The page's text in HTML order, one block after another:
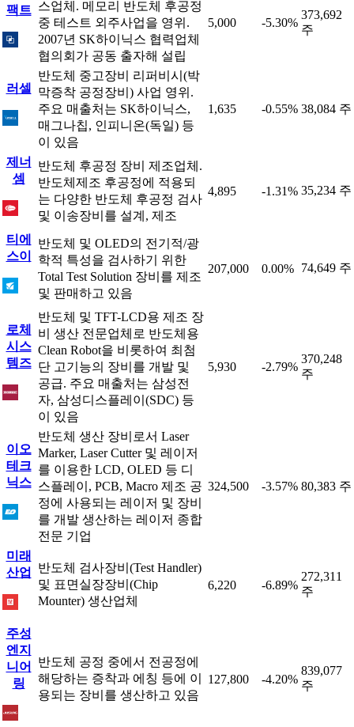
팩트 스업체. 메모리 반도체 후공정
중 테스트 외주사업을 영위.
2007년 SK하이닉스 협력업체
협의회가 공동 출자해 설립
5,000 -5.30%
373,692
주
러셀
반도체 중고장비 리퍼비시(박
막증착 공정장비) 사업 영위.
주요 매출처는 SK하이닉스,
매그나칩, 인피니온(독일) 등
이 있음
1,635 -0.55% 38,084 주
제너
셈
반도체 후공정 장비 제조업체.
반도체제조 후공정에 적용되
는 다양한 반도체 후공정 검사
및 이송장비를 설계, 제조
4,895 -1.31% 35,234 주
티에
스이
반도체 및 OLED의 전기적/광
학적 특성을 검사하기 위한
Total Test Solution 장비를 제조
및 판매하고 있음
207,000 0.00% 74,649 주
로체
시스
템즈
반도체 및 TFT-LCD용 제조 장
비 생산 전문업체로 반도체용
Clean Robot을 비롯하여 최첨
단 고기능의 장비를 개발 및
공급. 주요 매출처는 삼성전
자, 삼성디스플레이(SDC) 등
이 있음
5,930 -2.79%
370,248
주
이오
테크
닉스
반도체 생산 장비로서 Laser
Marker, Laser Cutter 및 레이저
를 이용한 LCD, OLED 등 디
스플레이, PCB, Macro 제조 공
정에 사용되는 레이저 및 장비
를 개발 생산하는 레이저 종합
전문 기업
324,500 -3.57% 80,383 주
미래
산업
반도체 검사장비(Test Handler)
및 표면실장장비(Chip
Mounter) 생산업체
6,220 -6.89%
272,311
주
주성
엔지
니어
링
반도체 공정 중에서 전공정에
해당하는 증착과 에칭 등에 이
용되는 장비를 생산하고 있음
127,800 -4.20%
839,077
주